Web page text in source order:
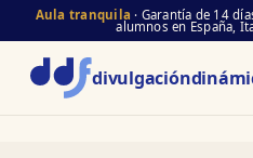
Aula tranquila · Garantía de 14
alumnos en España,
divulgación